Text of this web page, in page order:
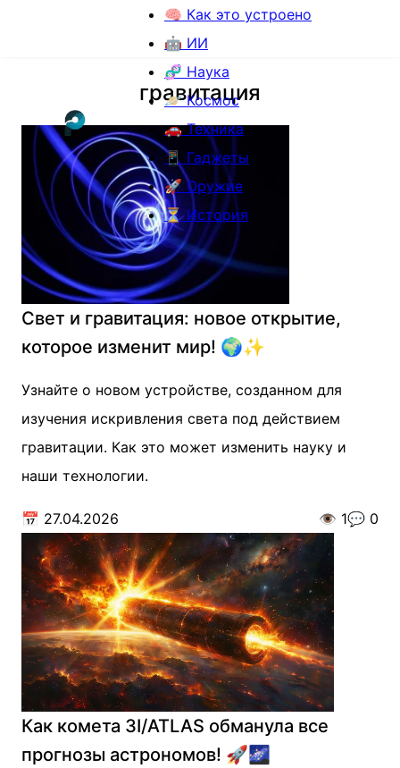
🧠 Как это устроено
🤖 ИИ
🧬 Наука
🪐 Космос
🚗 Техника
📱 Гаджеты
🚀 Оружие
⏳ История
гравитация
Свет и гравитация: новое открытие,
которое изменит мир! 🌍✨
Узнайте о новом устройстве, созданном для
изучения искривления света под действием
гравитации. Как это может изменить науку и
наши технологии.
📅 27.04.2026 👁️ 1💬 0
Как комета 3I/ATLAS обманула все
прогнозы астрономов! 🚀🌌